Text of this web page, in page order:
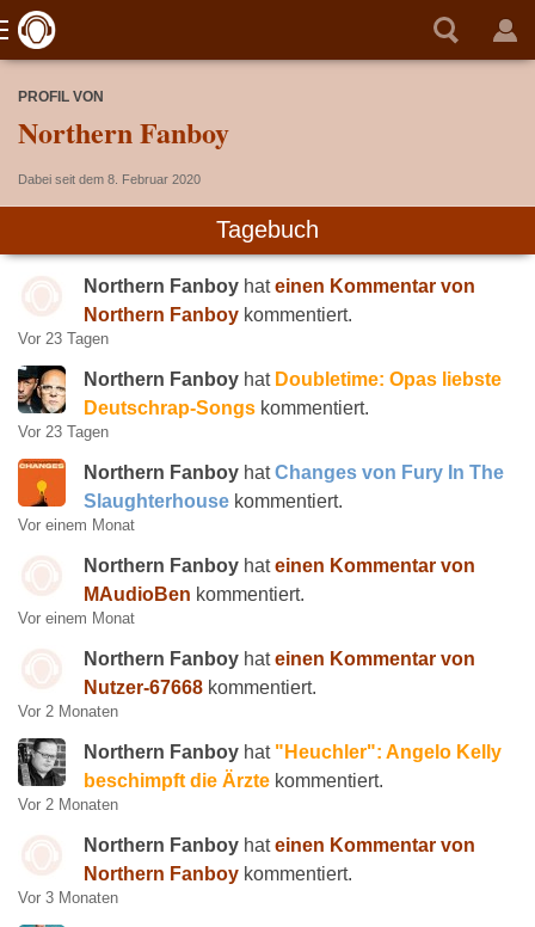
PROFIL VON
Northern Fanboy
Dabei seit dem 8. Februar 2020
Tagebuch
Northern Fanboy hateinen Kommentar von
Northern Fanboy kommentiert.
Vor 23 Tagen
Northern Fanboy hat Doubletime: Opas liebste
Deutschrap-Songs kommentiert.
Vor 23 Tagen
Northern Fanboy hatChanges von Fury In The
Slaughterhouse kommentiert.
Vor einem Monat
Northern Fanboy hateinen Kommentar von
MAudioBen kommentiert.
Vor einem Monat
Northern Fanboy hateinen Kommentar von
Nutzer-67668 kommentiert.
Vor 2 Monaten
Northern Fanboy hat "Heuchler": Angelo Kelly
beschimpft die Ärzte kommentiert.
Vor 2 Monaten
Northern Fanboy hateinen Kommentar von
Northern Fanboy kommentiert.
Vor 3 Monaten